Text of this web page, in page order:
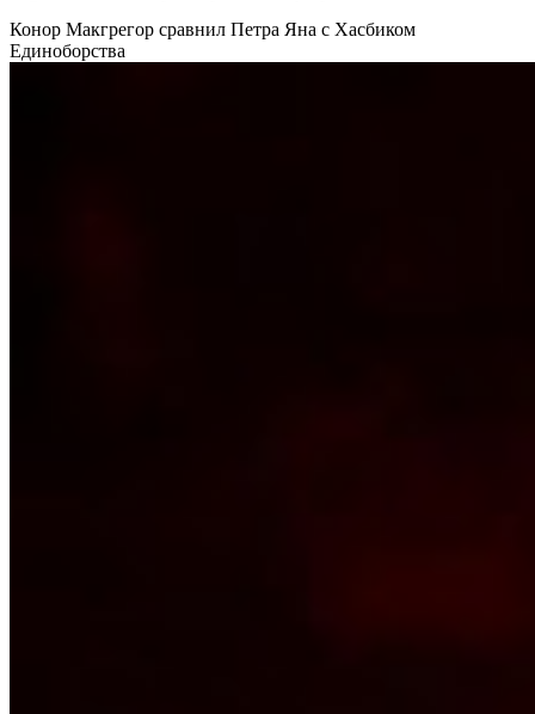
Конор Макгрегор сравнил Петра Яна с Хасбиком
Единоборства